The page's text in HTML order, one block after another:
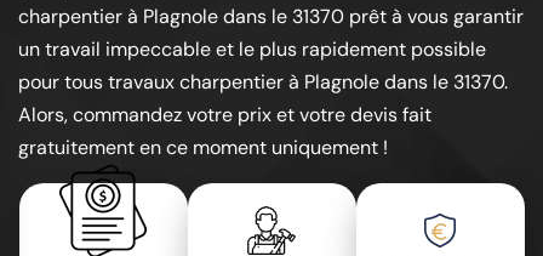
charpentier à Plagnole dans le 31370 prêt à vous garantir
un travail impeccable et le plus rapidement possible
pour tous travaux charpentier à Plagnole dans le 31370.
Alors, commandez votre prix et votre devis fait
gratuitement en ce moment uniquement !